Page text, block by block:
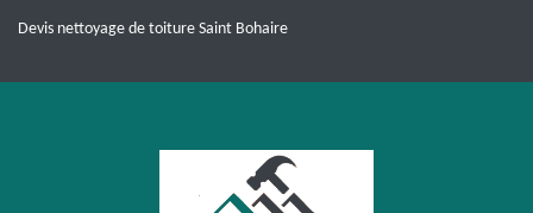
Devis nettoyage de toiture Saint Bohaire